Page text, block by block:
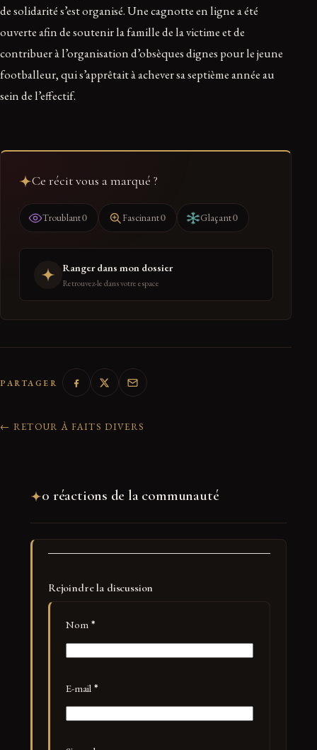
de solidarité s’est organisé. Une cagnotte en ligne a été
ouverte afin de soutenir la famille de la victime et de
contribuer à l’organisation d’obsèques dignes pour le jeune
footballeur, qui s’apprêtait à achever sa septième année au
sein de l’effectif.
Ce récit vous a marqué ?
Troublant0 Fascinant0 Glaçant0
Ranger dans mon dossier
Retrouvez-le dans votre espace
PARTAGER
← RETOUR À FAITS DIVERS
0 réactions de la communauté
Rejoindre la discussion
Nom *
E-mail *